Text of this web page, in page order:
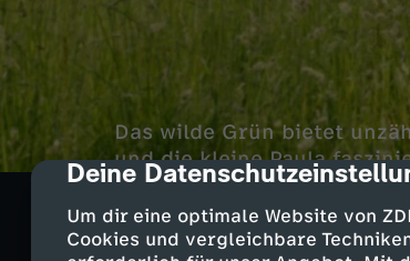
cmp-dialog-description
Deine
Um dir eine optimale Website von
Cookies und vergleichbare
Das wilde Grün bietet
und die kleine Paula
auf der Wiese vermehrt
kaufen will, etwas damit zu